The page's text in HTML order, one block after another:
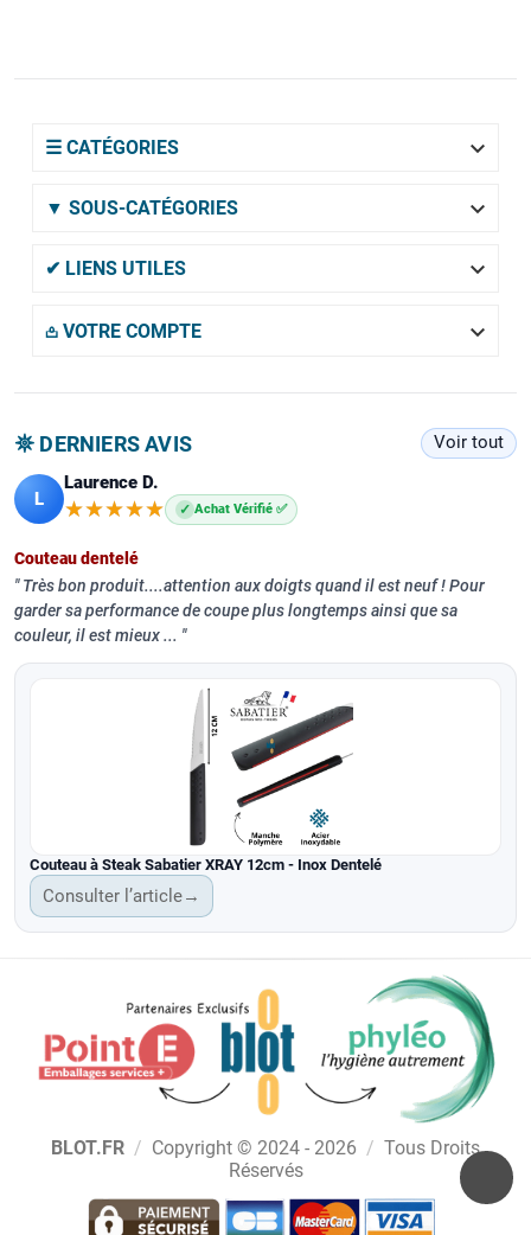
☰ CATÉGORIES 
▼ SOUS-CATÉGORIES 
✔ LIENS UTILES 
𖡌 VOTRE COMPTE 
𖤓 DERNIERS AVIS Voir tout
L
Laurence D.
★★★★★
★★★★★ ✓ Achat Vérifié ✅
Couteau dentelé
Très bon produit....attention aux doigts quand il est neuf ! Pour
garder sa performance de coupe plus longtemps ainsi que sa
couleur, il est mieux ...
Couteau à Steak Sabatier XRAY 12cm - Inox Dentelé
Consulter l’article→
BLOT.FR / Copyright © 2024 - 2026 / Tous Droits
Réservés